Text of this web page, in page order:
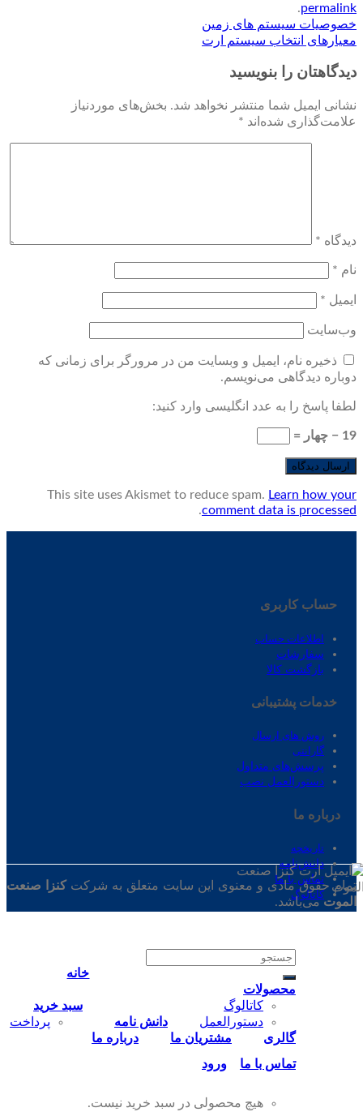
permalink
.
خصوصیات سیستم های زمین
معیارهای انتخاب سیستم ارت
دیدگاهتان را بنویسید
نشانی ایمیل شما منتشر نخواهد شد. بخش‌های موردنیاز
علامت‌گذاری شده‌اند *
دیدگاه *
نام *
ایمیل *
وب‌سایت
ذخیره نام، ایمیل و وبسایت من در مرورگر برای زمانی که
دوباره دیدگاهی می‌نویسم.
لطفا پاسخ را به عدد انگلیسی وارد کنید:
19 − چهار =
This site uses Akismet to reduce spam. Learn how your
comment data is processed
.
حساب کاربری
اطلاعات حساب
سفارشات
بازگشت کالا
خدمات پشتیبانی
روش های ارسال
گارانتی
پرسش‌های متداول
دستورالعمل نصب
درباره ‌ما
تاریخچه
دانش‌نامه
تماس‌ با‌ ما
کاتالوگ
تمام حقوق مادی و معنوی این سایت متعلق به شرکت کنزا صنعت
الموتمی‌باشد.
جستجو
برای:
خانه
محصولات
کاتالوگ
دستورالعمل
دانش نامه
سبد خرید
پرداخت
گالری
مشتریان ما
درباره ما
تماس‌ با‌ ما
ورود
هیچ محصولی در سبد خرید نیست.